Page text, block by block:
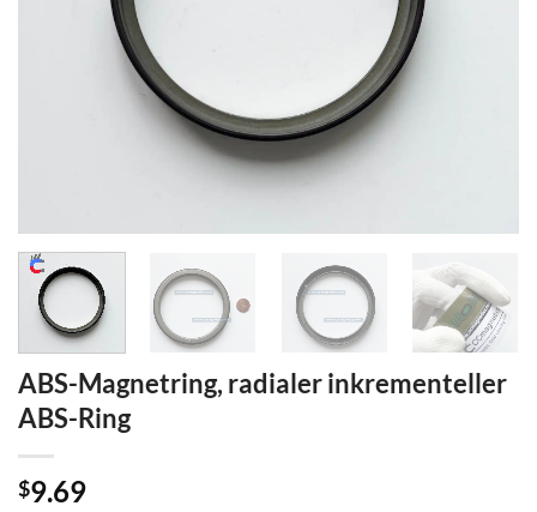
ABS-Magnetring, radialer inkrementeller
ABS-Ring
$9.69